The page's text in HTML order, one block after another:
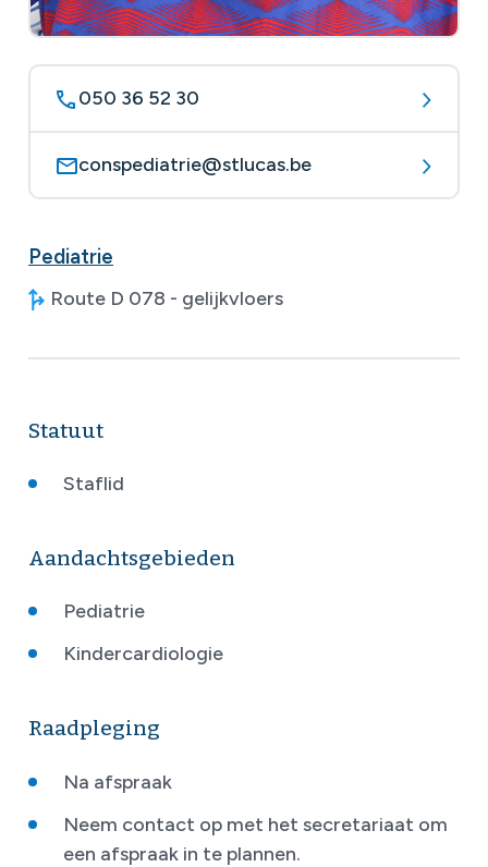
050 36 52 30
conspediatrie@stlucas.be
Pediatrie
Route D 078 - gelijkvloers
Statuut
Staflid
Aandachtsgebieden
Pediatrie
Kindercardiologie
Raadpleging
Na afspraak
Neem contact op met het secretariaat om
een afspraak in te plannen.